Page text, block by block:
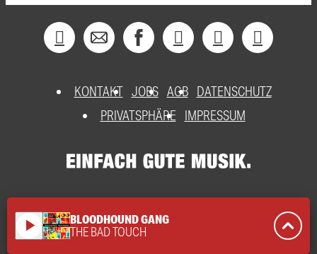
KONTAKT JOBS AGB DATENSCHUTZ
PRIVATSPHÄRE
IMPRESSUM
play_arrow BLOODHOUND GANG
THE BAD TOUCH